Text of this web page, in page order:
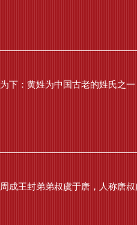
下：黄姓为中国古老的姓氏之
成王封弟弟叔虞于唐，人称唐